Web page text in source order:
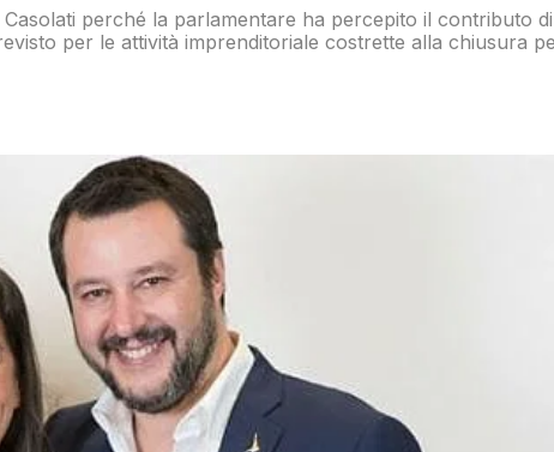
perché la parlamentare ha percepito il contributo di
per le attività imprenditoriale costrette alla chiusura
non opportuno. La […]